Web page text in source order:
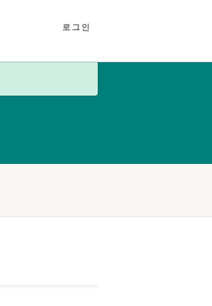
로그인